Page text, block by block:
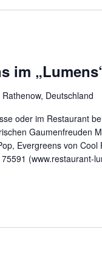
im
Deutschland
oder im Restaurant
Gaumenfreuden
Evergreens von
(www.restaurant-